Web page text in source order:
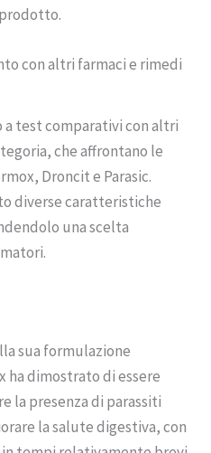
con altri farmaci e rimedi
test comparativi con altri
che affrontano le
Droncit e Parasic.
diverse caratteristiche
una scelta
sua formulazione
ha dimostrato di essere
la presenza di parassiti
la salute digestiva, con